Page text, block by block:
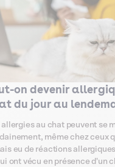
on devenir
du jour au
allergies au chat peuvent se
même chez ceux
eu de réactions
ont vécu en présence d'un